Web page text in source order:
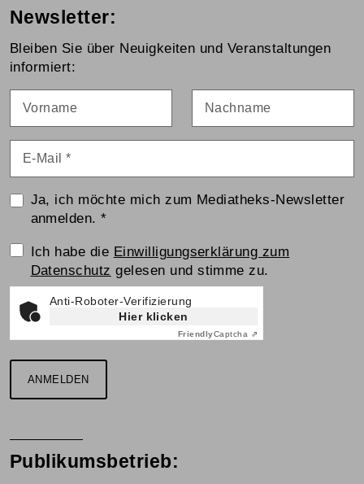
Newsletter:
Bleiben Sie über Neuigkeiten und Veranstaltungen
informiert:
Ja, ich möchte mich zum Mediatheks-Newsletter
anmelden.*
Einwilligungserklärung
Ich habe die Einwilligungserklärung zum
Datenschutz gelesen und stimme zu.
Anti-Roboter-Verifizierung
Hier klicken
FriendlyCaptcha ⇗
ANMELDEN
Publikumsbetrieb: